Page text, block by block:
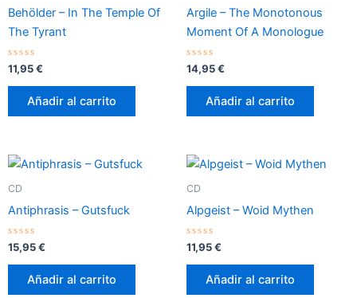
Behölder – In The Temple Of
The Tyrant
Valorado
con
0
11,95€
Añadir al carrito
Argile – The Monotonous
Moment Of A Monologue
Valorado
con
0
14,95€
Añadir al carrito
CD
Antiphrasis – Gutsfuck
Valorado
con
0
15,95€
Añadir al carrito
CD
Alpgeist – Woid Mythen
Valorado
con
0
11,95€
Añadir al carrito